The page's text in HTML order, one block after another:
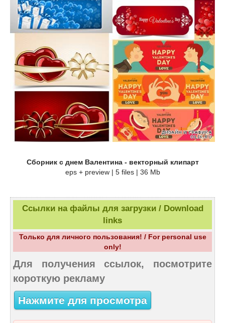
Сборник с днем Валентина - векторный клипарт
eps + preview | 5 files | 36 Mb
Ссылки на файлы для загрузки / Download
links
Только для личного пользования! / For personal use
only!
Для получения ссылок, посмотрите
короткую рекламу
Нажмите для просмотра